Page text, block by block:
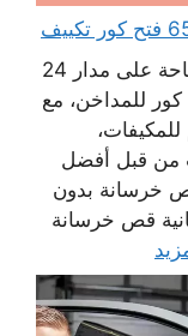
خدمات شركة قص خرسانة الكويت متاحة على مدار 24
للمداخن، مع
من قبل أفضل
خرسانة بدون
قص خرسانة